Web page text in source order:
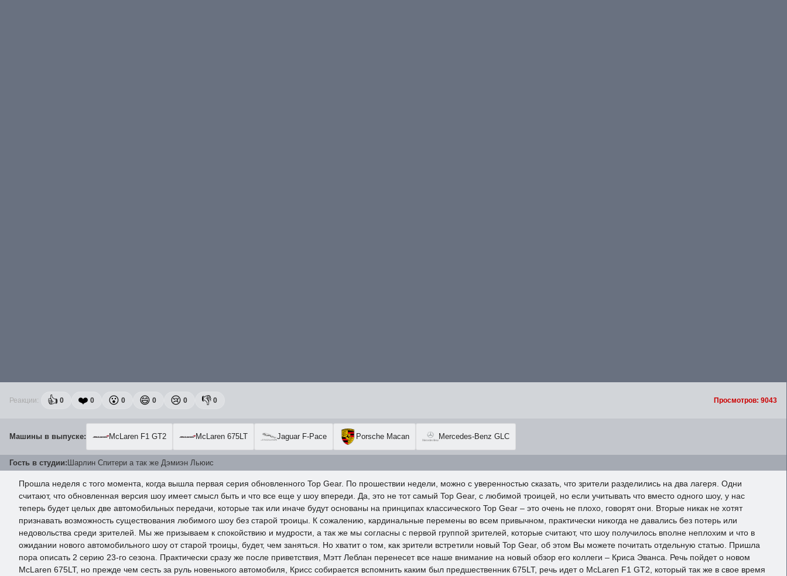
Реакции: 👍 0 ❤️ 0 😮 0 😄 0 😢 0 👎 0 Просмотров: 9043
Машины в выпуске: McLaren F1 GT2 McLaren 675LT Jaguar F-Pace Porsche Macan Mercedes-Benz GLC
Гость в студии: Шарлин Спитери а так же Дэмиэн Льюис
Прошла неделя с того момента, когда вышла первая серия обновленного Top Gear. По прошествии недели, можно с уверенностью сказать, что зрители разделились на два лагеря. Одни
считают, что обновленная версия шоу имеет смысл быть и что все еще у шоу впереди. Да, это не тот самый Top Gear, с любимой троицей, но если учитывать что вместо одного шоу, у нас
теперь будет целых две автомобильных передачи, которые так или иначе будут основаны на принципах классического Top Gear – это очень не плохо, говорят они. Вторые никак не хотят
признавать возможность существования любимого шоу без старой троицы. К сожалению, кардинальные перемены во всем привычном, практически никогда не давались без потерь или
недовольства среди зрителей. Мы же призываем к спокойствию и мудрости, а так же мы согласны с первой группой зрителей, которые считают, что шоу получилось вполне неплохим и что в
ожидании нового автомобильного шоу от старой троицы, будет, чем заняться. Но хватит о том, как зрители встретили новый Top Gear, об этом Вы можете почитать отдельную статью. Пришла
пора описать 2 серию 23-го сезона. Практически сразу же после приветствия, Мэтт Леблан перенесет все наше внимание на новый обзор его коллеги – Криса Эванса. Речь пойдет о новом
McLaren 675LT, но прежде чем сесть за руль новенького автомобиля, Крисс собирается вспомнить каким был предшественник 675LT, речь идет о McLaren F1 GT2, который так же в свое время